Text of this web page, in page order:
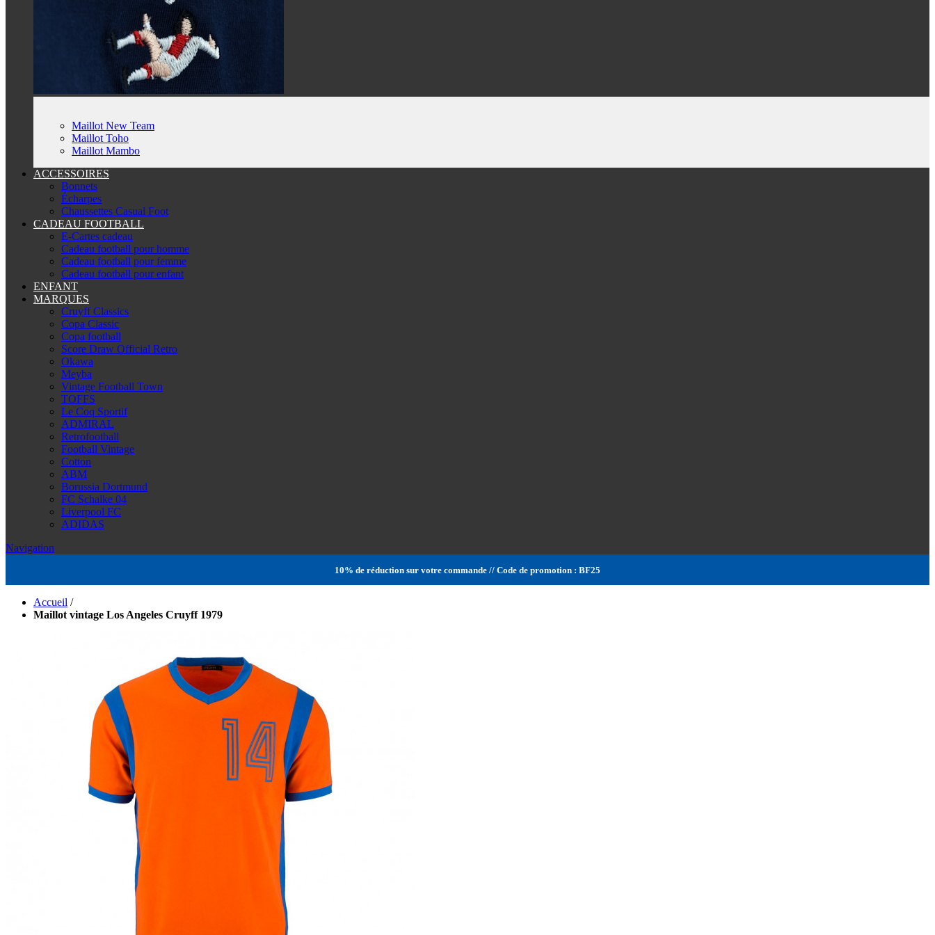
Maillot New Team
Maillot Toho
Maillot Mambo
ACCESSOIRES
Bonnets
Écharpes
Chaussettes Casual Foot
CADEAU FOOTBALL
E-Cartes cadeau
Cadeau football pour homme
Cadeau football pour femme
Cadeau football pour enfant
ENFANT
MARQUES
Cruyff Classics
Copa Classic
Copa football
Score Draw Official Retro
Okawa
Meyba
Vintage Football Town
TOFFS
Le Coq Sportif
ADMIRAL
Retrofootball
Football Vintage
Cotton
ABM
Borussia Dortmund
FC Schalke 04
Liverpool FC
ADIDAS
Navigation
10% de réduction sur votre commande // Code de promotion : BF25
Accueil /
Maillot vintage Los Angeles Cruyff 1979